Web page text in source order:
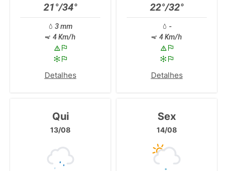
21°/34°
3 mm
4 Km/h
Detalhes
22°/32°
-
4 Km/h
Detalhes
Qui
13/08
Sex
14/08